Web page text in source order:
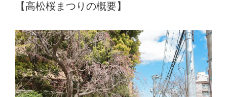
【高松桜まつりの概要】